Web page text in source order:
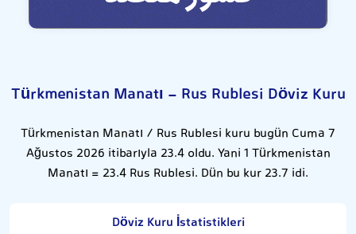
Türkmenistan Manatı - Rus Rublesi Döviz Kuru
Türkmenistan Manatı / Rus Rublesi kuru bugün Cuma 7
Ağustos 2026 itibarıyla 23.4 oldu. Yani 1 Türkmenistan
Manatı = 23.4 Rus Rublesi. Dün bu kur 23.7 idi.
Döviz Kuru İstatistikleri